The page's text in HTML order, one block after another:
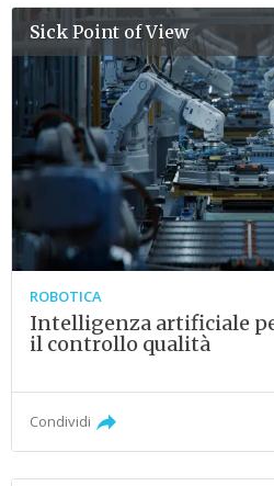
Sick Point of View
ROBOTICA
Intelligenza artificiale
il controllo qualità
Condividi